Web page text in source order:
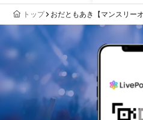
トップ おだともあき【マンスリー